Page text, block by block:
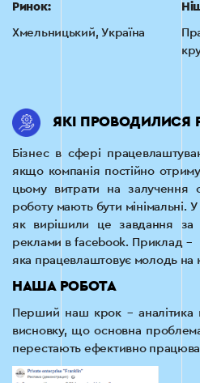
Ринок:
Хмельницький, Україна
ЯКІ ПРОВОДИЛИСЯ
Бізнес в сфері
якщо компанія постійно
цьому витрати на
роботу мають бути мінімальні.
як вирішили це завдання за
реклами в facebook. Приклад –
яка працевлаштовує молодь на
НАША РОБОТА
Перший наш крок –
висновку, що основна
перестають ефективно